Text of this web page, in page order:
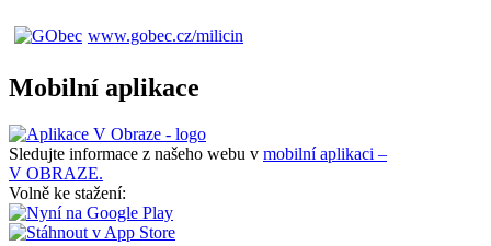
www.gobec.cz/milicin
Mobilní aplikace
Sledujte informace z našeho webu v mobilní aplikaci –
V OBRAZE.
Volně ke stažení: